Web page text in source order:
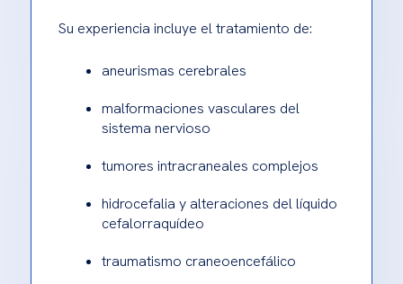
Su experiencia incluye el tratamiento de:
aneurismas cerebrales
malformaciones vasculares del
sistema nervioso
tumores intracraneales complejos
hidrocefalia y alteraciones del líquido
cefalorraquídeo
traumatismo craneoencefálico